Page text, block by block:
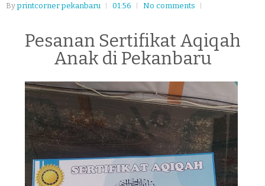
Byprintcorner pekanbaru 01:56 No comments
Pesanan Sertifikat Aqiqah
Anak di Pekanbaru